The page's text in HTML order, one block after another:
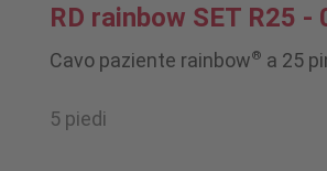
RD rainbow SET R25 -
Cavo paziente rainbow® a 25
5 piedi